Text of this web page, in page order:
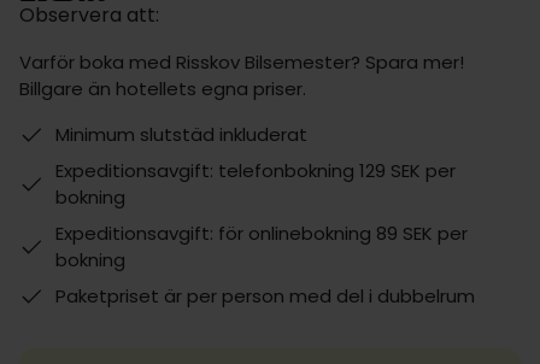
Observera att:
Varför boka med Risskov Bilsemester? Spara mer!
Billgare än hotellets egna priser.
Minimum slutstäd inkluderat
Expeditionsavgift: telefonbokning 129 SEK per
bokning
Expeditionsavgift: för onlinebokning 89 SEK per
bokning
Paketpriset är per person med del i dubbelrum